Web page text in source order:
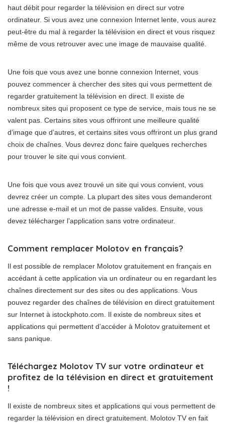
haut débit pour regarder la télévision en direct sur votre
ordinateur. Si vous avez une connexion Internet lente, vous aurez
peut-être du mal à regarder la télévision en direct et vous risquez
même de vous retrouver avec une image de mauvaise qualité.
Une fois que vous avez une bonne connexion Internet, vous
pouvez commencer à chercher des sites qui vous permettent de
regarder gratuitement la télévision en direct. Il existe de
nombreux sites qui proposent ce type de service, mais tous ne se
valent pas. Certains sites vous offriront une meilleure qualité
d’image que d’autres, et certains sites vous offriront un plus grand
choix de chaînes. Vous devrez donc faire quelques recherches
pour trouver le site qui vous convient.
Une fois que vous avez trouvé un site qui vous convient, vous
devrez créer un compte. La plupart des sites vous demanderont
une adresse e-mail et un mot de passe valides. Ensuite, vous
devez télécharger l’application sans votre ordinateur.
Comment remplacer Molotov en français?
Il est possible de remplacer Molotov gratuitement en français en
accédant à cette application via un ordinateur ou en regardant les
chaînes directement sur des sites ou des applications. Vous
pouvez regarder des chaînes de télévision en direct gratuitement
sur Internet à istockphoto.com. Il existe de nombreux sites et
applications qui permettent d’accéder à Molotov gratuitement et
sans panique.
Téléchargez Molotov TV sur votre ordinateur et
profitez de la télévision en direct et gratuitement
!
Il existe de nombreux sites et applications qui vous permettent de
regarder la télévision en direct gratuitement. Molotov TV en fait